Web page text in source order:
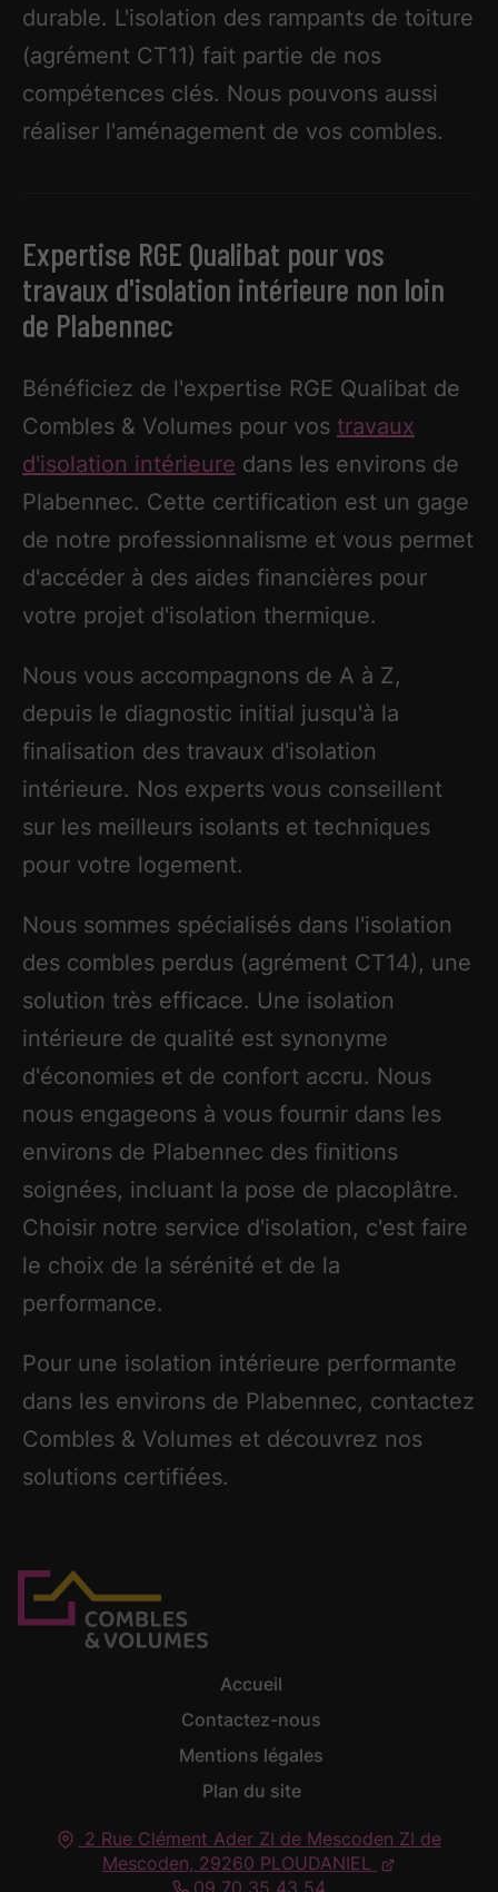
durable. L'isolation des rampants de toiture
(agrément CT11) fait partie de nos
compétences clés. Nous pouvons aussi
réaliser l'aménagement de vos combles.
Expertise RGE Qualibat pour vos
travaux d'isolation intérieure non loin
de Plabennec
Bénéficiez de l'expertise RGE Qualibat de
Combles & Volumes pour vos travaux
d'isolation intérieure dans les environs de
Plabennec. Cette certification est un gage
de notre professionnalisme et vous permet
d'accéder à des aides financières pour
votre projet d'isolation thermique.
Nous vous accompagnons de A à Z,
depuis le diagnostic initial jusqu'à la
finalisation des travaux d'isolation
intérieure. Nos experts vous conseillent
sur les meilleurs isolants et techniques
pour votre logement.
Nous sommes spécialisés dans l'isolation
des combles perdus (agrément CT14), une
solution très efficace. Une isolation
intérieure de qualité est synonyme
d'économies et de confort accru. Nous
nous engageons à vous fournir dans les
environs de Plabennec des finitions
soignées, incluant la pose de placoplâtre.
Choisir notre service d'isolation, c'est faire
le choix de la sérénité et de la
performance.
Pour une isolation intérieure performante
dans les environs de Plabennec, contactez
Combles & Volumes et découvrez nos
solutions certifiées.
Accueil
Contactez-nous
Mentions légales
Plan du site
2 Rue Clément Ader ZI de Mescoden ZI de
Mescoden, 29260 PLOUDANIEL
09 70 35 43 54